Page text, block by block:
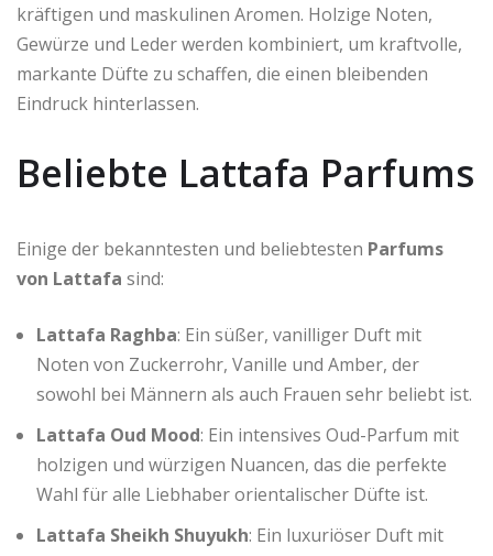
kräftigen und maskulinen Aromen. Holzige Noten,
Gewürze und Leder werden kombiniert, um kraftvolle,
markante Düfte zu schaffen, die einen bleibenden
Eindruck hinterlassen.
Beliebte Lattafa Parfums
Einige der bekanntesten und beliebtesten Parfums
von Lattafa sind:
Lattafa Raghba: Ein süßer, vanilliger Duft mit
Noten von Zuckerrohr, Vanille und Amber, der
sowohl bei Männern als auch Frauen sehr beliebt ist.
Lattafa Oud Mood: Ein intensives Oud-Parfum mit
holzigen und würzigen Nuancen, das die perfekte
Wahl für alle Liebhaber orientalischer Düfte ist.
Lattafa Sheikh Shuyukh: Ein luxuriöser Duft mit